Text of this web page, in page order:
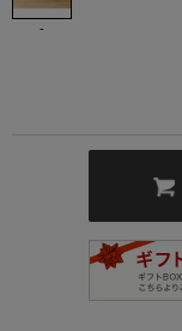
販サイト
-